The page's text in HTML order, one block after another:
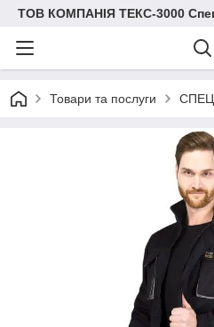
ТОВ КОМПАНІЯ ТЕКС-3000
Товари та послуги